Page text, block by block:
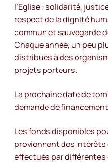
l’Église : solidarité,
respect de la dignité
commun et sauvegarde
Chaque année, un peu
distribués à des
projets porteurs.
La prochaine date de
demande de
Les fonds disponibles
proviennent des intérêts
effectués par